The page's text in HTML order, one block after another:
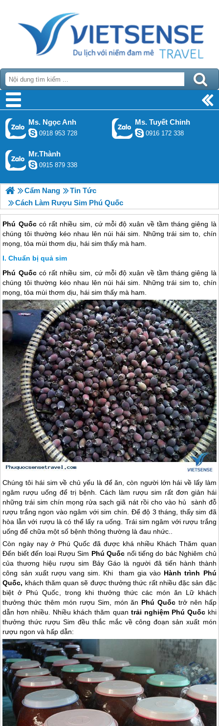
Ms. Ngọc Anh
0918 953 728
Ms. Tuyết Chinh
0916 172 338
Mr.Thành
0915 879 338
Cẩm Nang
Tin Tức
Cách Làm Rượu Sim Phú Quốc
Phú Quốccó rất nhiều sim, cứ mỗi độ xuân về tầm tháng giêng là
chúng tôi thường kéo nhau lên núi hái sim. Những trái sim to, chín
mọng, tỏa mùi thơm dịu, hái sim thấy mà ham.
Chuẩn bị quả sim
Phú Quốccó rất nhiều sim, cứ mỗi độ xuân về tầm tháng giêng là
chúng tôi thường kéo nhau lên núi hái sim. Những trái sim to, chín
mọng, tỏa mùi thơm dịu, hái sim thấy mà ham.
Chúng tôi hái sim về chủ yếu là để ăn, còn người lớn hái về lấy làm
ngâm rượu uống để trị bệnh. Cách làm rượu sim rất đơn giản hái
những trái sim chín mọng rửa sạch giã nát rồi cho vào hủ sành đỗ
rượu trắng ngon vào ngâm với sim chín. Để độ 3 tháng, thấy sim đã
hòa lẫn với rượu là có thể lấy ra uống. Trái sim ngâm với rượu trắng
uống để chữa một số bệnh thông thường là đau nhức..
Còn ngày nay ở Phú Quốcđã được khá nhiều Khách Thăm quan
Đến biết đến loại Rượu Sim Phú Quốc nổi tiếng do bác Nghiêm chủ
của thương hiệu rượu sim Bảy Gáo là người đã tiến hành thành
công sản xuất rượu vang sim. Khi tham gia vào Hành trình Phú
Quốc, khách thăm quan sẽ được thưởng thức rất nhiều đặc sản đặc
biệt ở Phú Quốc , trong khi thưởng thức các món ăn Lữ khách
thưởng thức thêm món rượu Sim, món ăn Phú Quốc trở nên hấp
dẫn hơn nhiều. Nhiều khách thăm quan trải nghiệm Phú Quốckhi
thưởng thức rượu Sim đều thắc mắc về công đoạn sản xuất món
rượu ngon và hấp dẫn: